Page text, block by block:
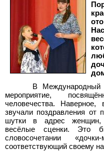
В
мероприятие,
человечества.
звучали поздравления от
шутки в адрес женщин,
весёлые сценки. Это
словосочетании
соответствующий своему